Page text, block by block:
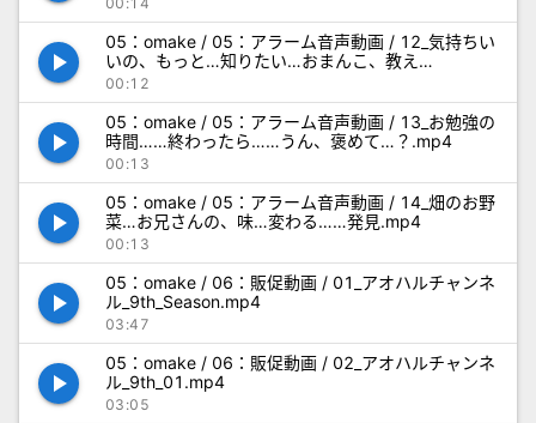
play_arrow
05：omake / 05：アラーム音声動画 / 12_気持ちい
いの、もっと…知りたい…おまんこ、教え
て…？.mp4
00:12
play_arrow
05：omake / 05：アラーム音声動画 / 13_お勉強の
時間……終わったら……うん、褒めて…？.mp4
00:13
play_arrow
05：omake / 05：アラーム音声動画 / 14_畑のお野
菜…お兄さんの、味…変わる……発見.mp4
00:13
play_arrow
05：omake / 06：販促動画 / 01_アオハルチャンネ
ル_9th_Season.mp4
03:47
play_arrow
05：omake / 06：販促動画 / 02_アオハルチャンネ
ル_9th_01.mp4
03:05